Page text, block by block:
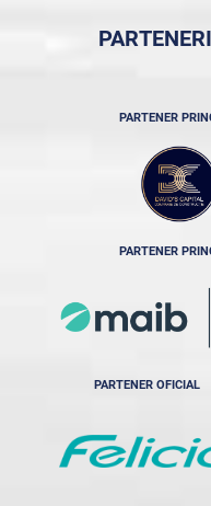
PARTENER
PARTENER
PARTENER OFICIAL